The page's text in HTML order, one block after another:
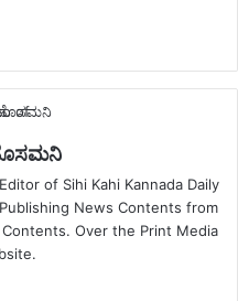
of Sihi Kahi Kannada Daily
News Contents from
Over the Print Media